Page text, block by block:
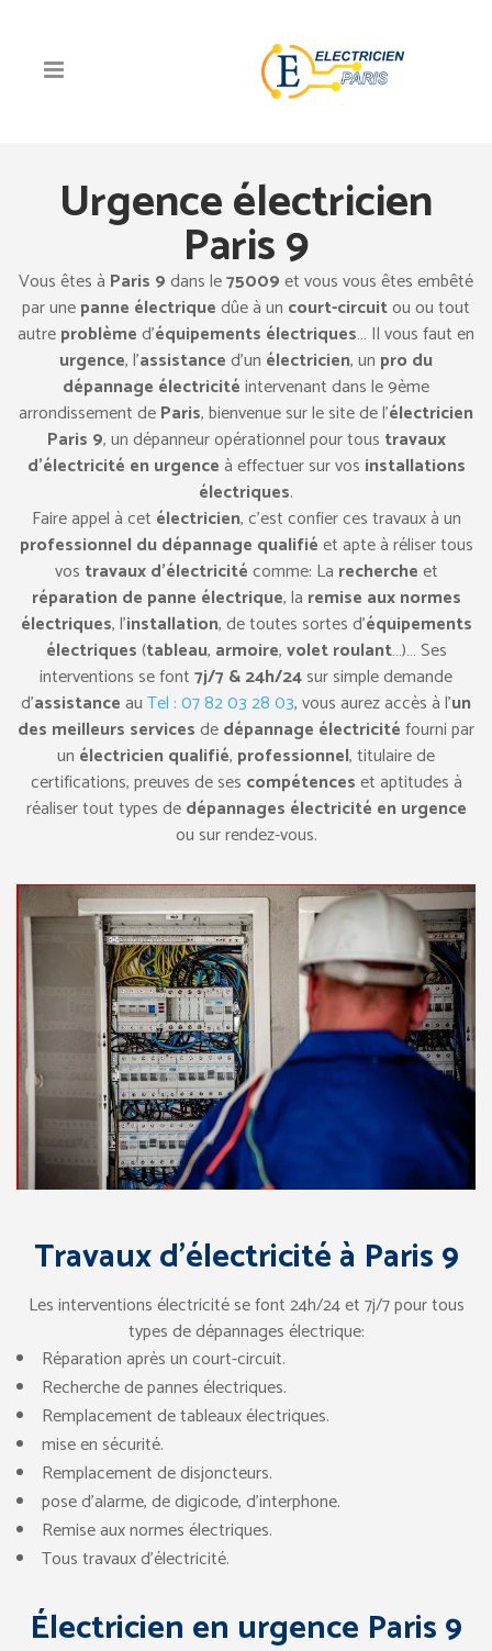
Urgence électricien
Paris 9
Vous êtes à Paris 9dans le75009et vous vous êtes embêté
par unepanne électriquedûe à un court-circuitou ou tout
autreproblèmed’équipements électriques… Il vous faut en
urgence, l’assistanced’un électricien, un pro du
dépannage électricitéintervenant dans le 9ème
arrondissement deParis, bienvenue sur le site de l’électricien
Paris 9, un dépanneur opérationnel pour tous travaux
d’électricité en urgenceà effectuer sur vos installations
électriques.
Faire appel à cet électricien, c’est confier ces travaux à un
professionnel du dépannage qualifiéet apte à réliser tous
vos travaux d’électricitécomme: La rechercheet
réparation de panne électrique, la remise aux normes
électriques, l’installation, de toutes sortes d’équipements
électriques(tableau, armoire,volet roulant…)… Ses
interventions se font7j/7 & 24h/24sur simple demande
d’assistanceauTel : 07 82 03 28 03, vous aurez accès à l’un
des meilleurs servicesdedépannage électricitéfourni par
un électricien qualifié, professionnel, titulaire de
certifications, preuves de ses compétenceset aptitudes à
réaliser tout types dedépannages électricité en urgence
ou sur rendez-vous.
Travaux d’électricité à Paris 9
Les interventions électricité se font 24h/24 et 7j/7 pour tous
types de dépannages électrique:
Réparation après un court-circuit.
Recherche de pannes électriques.
Remplacement de tableaux électriques.
mise en sécurité.
Remplacement de disjoncteurs.
pose d’alarme, de digicode, d’interphone.
Remise aux normes électriques.
Tous travaux d’électricité.
Électricien en urgence Paris 9